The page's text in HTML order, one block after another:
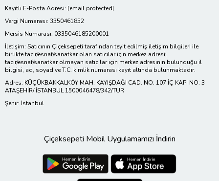
Kayıtlı E-Posta Adresi: [email protected]
Vergi Numarası: 3350461852
Mersis Numarası: 0335046185200001
İletişim: Satıcının Çiçeksepeti tarafından teyit edilmiş iletişim bilgileri ile
birlikte tacir/esnaf/sanatkar olan satıcılar için merkez adresi;
tacir/esnaf/sanatkar olmayan satıcılar için merkez adresinin bulunduğu il
bilgisi, ad, soyad ve T.C. kimlik numarası kayıt altında bulunmaktadır.
Adres: KÜÇÜKBAKKALKÖY MAH. KAYIŞDAĞI CAD. NO: 107 İÇ KAPI NO: 3
ATAŞEHİR/ İSTANBUL 1500046478/342/TUR
Şehir: İstanbul
Çiçeksepeti Mobil Uygulamamızı İndirin